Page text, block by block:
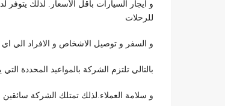
و ايجار السيارات بأقل الأسعار. لذلك يتوفر
للرحلات
و السفر و توصيل الاشخاص و الافراد الي اي
بالتالي تلتزم الشركة بالمواعيد المحددة
و سلامة العملاء.لذلك تمتلك الشركة